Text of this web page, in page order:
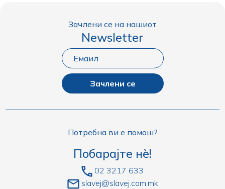
Зачлени се на нашиот
Newsletter
Зачлени се
Потребна ви е помош?
Побарајте нè!
02 3217 633
slavej@slavej.com.mk